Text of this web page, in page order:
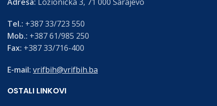
Tel.: +387 33/723 550
Mob.: +387 61/985 250
Fax: +387 33/716-400
E-mail: vrifbih@vrifbih.ba
OSTALI LINKOVI